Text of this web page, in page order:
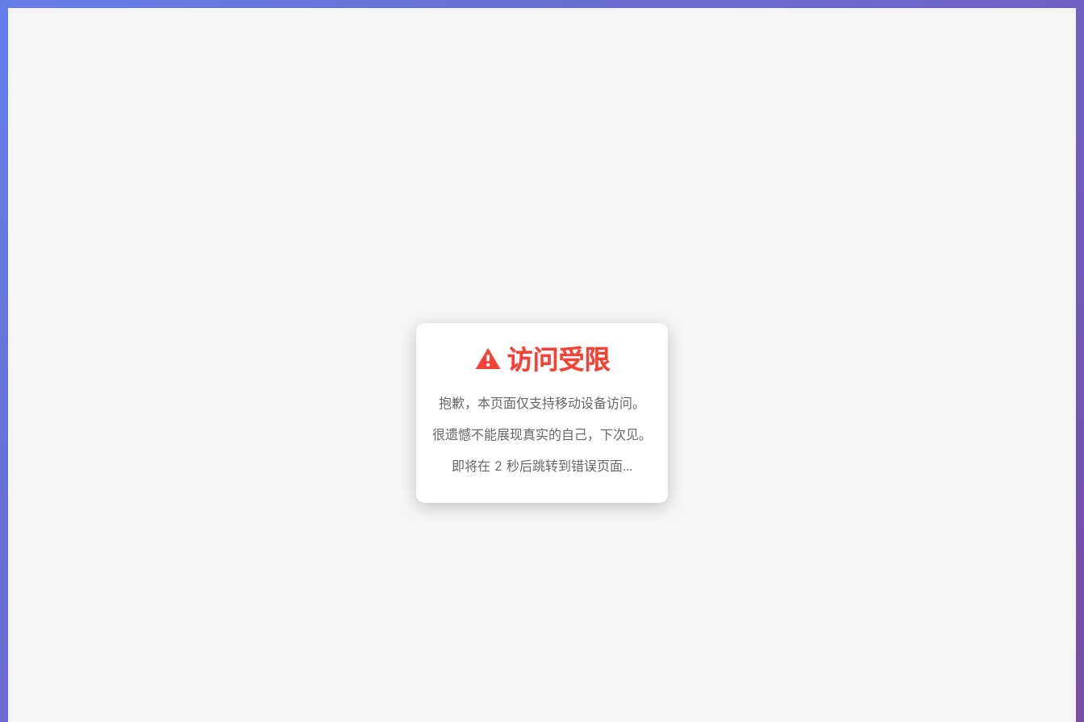
⚠️ 访问受限
抱歉，本页面仅支持移动设备访问。
很遗憾不能展现真实的自己，下次见。
即将在1秒后跳转到错误页面...